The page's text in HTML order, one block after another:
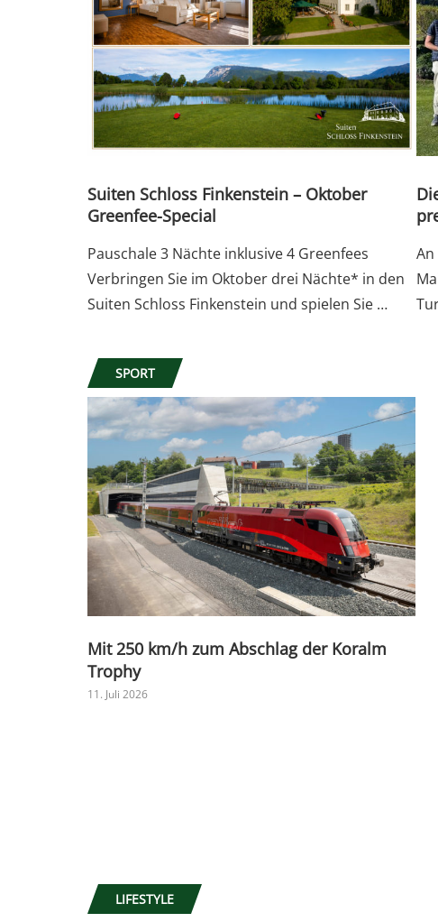
Suiten Schloss Finkenstein – Oktober
Greenfee-Special
Pauschale 3 Nächte inklusive 4 Greenfees
Verbringen Sie im Oktober drei Nächte* in den
Suiten Schloss Finkenstein und spielen Sie …
SPORT
Mit 250 km/h zum Abschlag der Koralm
Trophy
11. Juli 2026
LIFESTYLE